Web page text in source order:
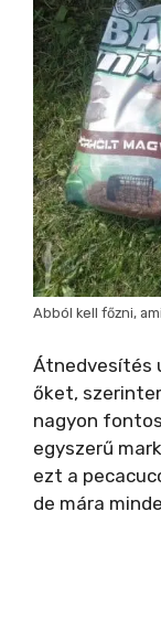
Abból kell főzni,
Átnedvesítés
őket,
nagyon
egyszerű
ezt a
de mára